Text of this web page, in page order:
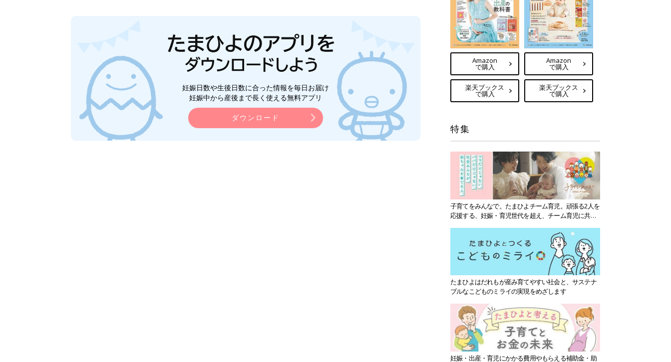
妊娠日数や生後日数に合った情報を毎日お届け
妊娠中から産後まで長く使える無料アプリ
ダウンロード
Amazon
で購入
楽天ブックス
で購入
Amazon
で購入
楽天ブックス
で購入
特集
子育てをみんなで。たまひよチーム育児。頑張る2人を
応援する、妊娠・育児世代を超え、チーム育児に共感
たまひよはだれもが産み育てやすい社会と、サステナ
ブルなこどものミライの実現をめざします
妊娠・出産・育児にかかる費用やもらえる補助金・助